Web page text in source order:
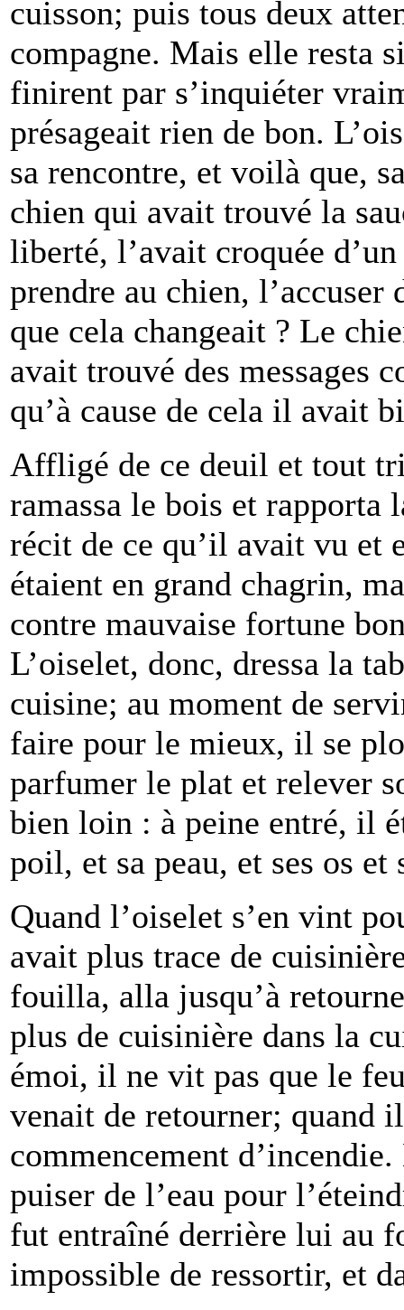
cuisson; puis tous deux
compagne. Mais elle resta
finirent par s’inquiéter
présageait rien de bon.
sa rencontre, et voilà que,
chien qui avait trouvé la
liberté, l’avait croquée
prendre au chien, l’accuser
que cela changeait ? Le
avait trouvé des messages
qu’à cause de cela il avait
Affligé de ce deuil et tout
ramassa le bois et
récit de ce qu’il avait vu et
étaient en grand chagrin,
contre mauvaise fortune
L’oiselet, donc, dressa la
cuisine; au moment de
faire pour le mieux, il se
parfumer le plat et relever
bien loin : à peine entré, il
poil, et sa peau, et ses os
Quand l’oiselet s’en vint
avait plus trace de
fouilla, alla jusqu’à
plus de cuisinière dans la
émoi, il ne vit pas que le
venait de retourner; quand
commencement
puiser de l’eau pour
fut entraîné derrière lui au
impossible de ressortir, et